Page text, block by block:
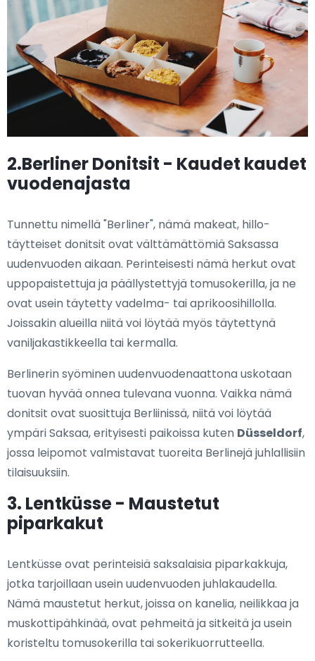
2.Berliner Donitsit - Kaudet kaudet
vuodenajasta
Tunnettu nimellä "Berliner", nämä makeat, hillo-
täytteiset donitsit ovat välttämättömiä Saksassa
uudenvuoden aikaan. Perinteisesti nämä herkut ovat
uppopaistettuja ja päällystettyjä tomusokerilla, ja ne
ovat usein täytetty vadelma- tai aprikoosihillolla.
Joissakin alueilla niitä voi löytää myös täytettynä
vaniljakastikkeella tai kermalla.
Berlinerin syöminen uudenvuodenaattona uskotaan
tuovan hyvää onnea tulevana vuonna. Vaikka nämä
donitsit ovat suosittuja Berliinissä, niitä voi löytää
ympäri Saksaa, erityisesti paikoissa kuten Düsseldorf,
jossa leipomot valmistavat tuoreita Berlinejä juhlallisiin
tilaisuuksiin.
3. Lentküsse - Maustetut
piparkakut
Lentküsse ovat perinteisiä saksalaisia piparkakkuja,
jotka tarjoillaan usein uudenvuoden juhlakaudella.
Nämä maustetut herkut, joissa on kanelia, neilikkaa ja
muskottipähkinää, ovat pehmeitä ja sitkeitä ja usein
koristeltu tomusokerilla tai sokerikuorrutteella.